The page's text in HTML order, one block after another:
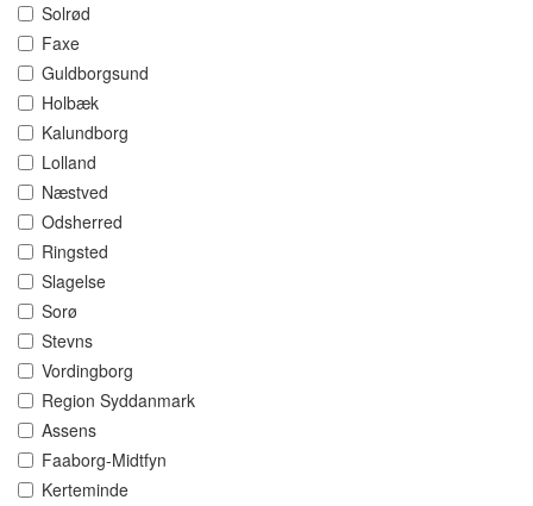
Solrød
Faxe
Guldborgsund
Holbæk
Kalundborg
Lolland
Næstved
Odsherred
Ringsted
Slagelse
Sorø
Stevns
Vordingborg
Region Syddanmark
Assens
Faaborg-Midtfyn
Kerteminde